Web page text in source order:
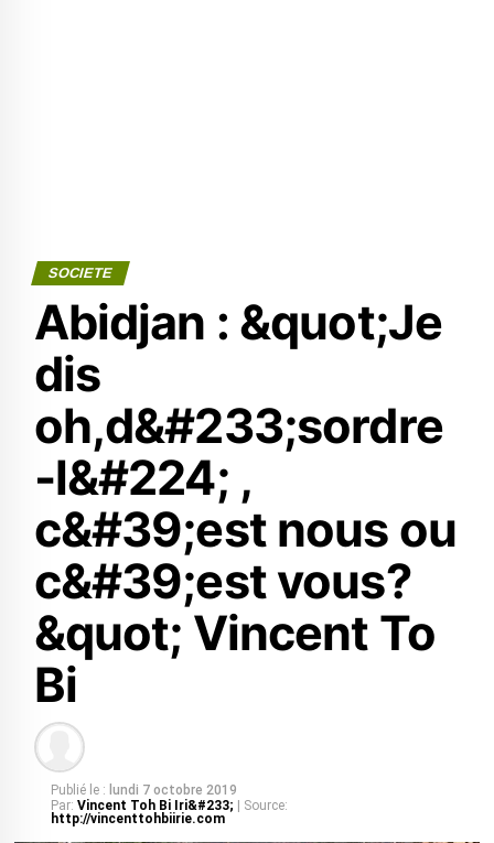
SOCIETE
Abidjan : &quot;Je
dis
oh,d&#233;sordre
-l&#224; ,
c&#39;est nous ou
c&#39;est vous?
&quot; Vincent To
Bi
Publié le : lundi 7 octobre 2019
Par: Vincent Toh Bi Iri&#233;
| Source:
http://vincenttohbiirie.com